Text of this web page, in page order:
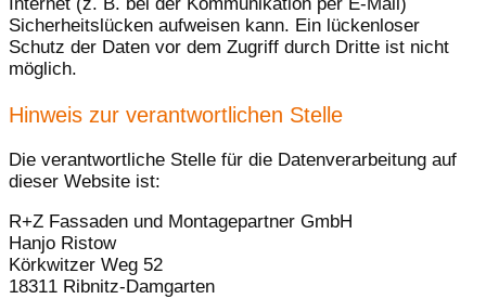
Internet (z. B. bei der Kommunikation per E-Mail)
Sicherheitslücken aufweisen kann. Ein lückenloser
Schutz der Daten vor dem Zugriff durch Dritte ist nicht
möglich.
Hinweis zur verantwortlichen Stelle
Die verantwortliche Stelle für die Datenverarbeitung auf
dieser Website ist:
R+Z Fassaden und Montagepartner GmbH
Hanjo Ristow
Körkwitzer Weg 52
18311 Ribnitz-Damgarten